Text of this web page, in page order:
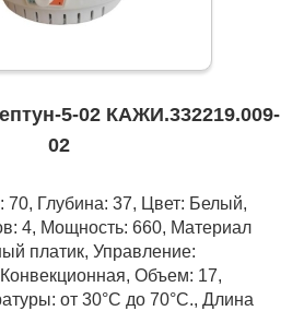
5-02 КАЖИ.332219.009-
02
Глубина: 37, Цвет: Белый,
4, Мощность: 660, Материал
платик, Управление:
Объем: 17,
от 30°С до 70°С., Длина